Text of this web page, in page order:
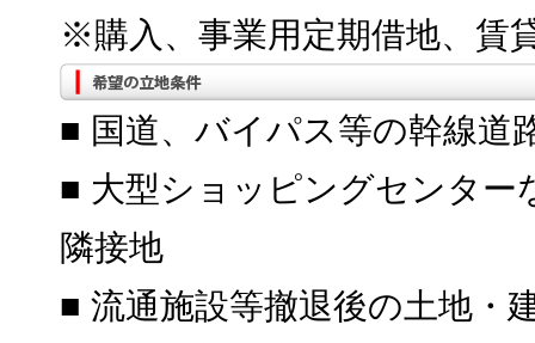
※購入、事業用定期借地、賃
■ 国道、バイパス等の幹線道
■ 大型ショッピングセンター
隣接地
■ 流通施設等撤退後の土地・